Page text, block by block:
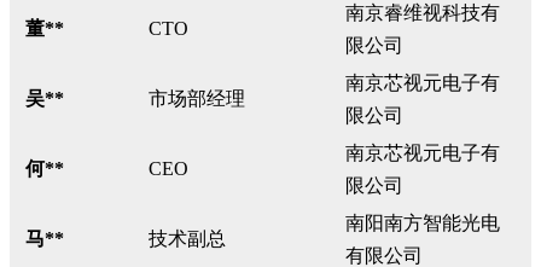
董** CTO
南京睿维视科技有
限公司
吴** 市场部经理
南京芯视元电子有
限公司
何** CEO
南京芯视元电子有
限公司
马** 技术副总
南阳南方智能光电
有限公司